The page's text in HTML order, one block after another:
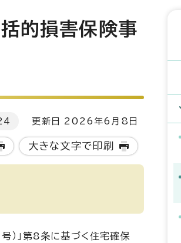
括的損害保険事
更新日 2026年6月8日
大きな文字で印刷
）」第8条に基づく住宅確保